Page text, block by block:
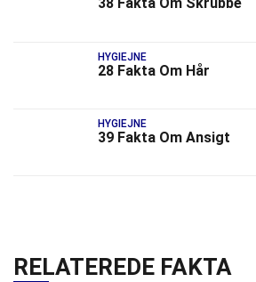
HYGIEJNE
28 Fakta Om Hår
HYGIEJNE
39 Fakta Om Ansigt
RELATEREDE FAKTA